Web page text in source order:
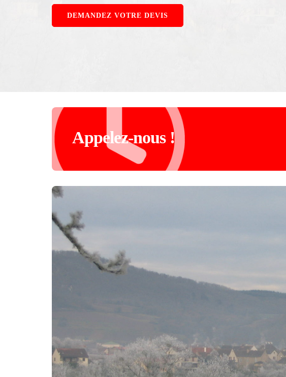
DEMANDEZ VOTRE DEVIS
Appelez-nous !